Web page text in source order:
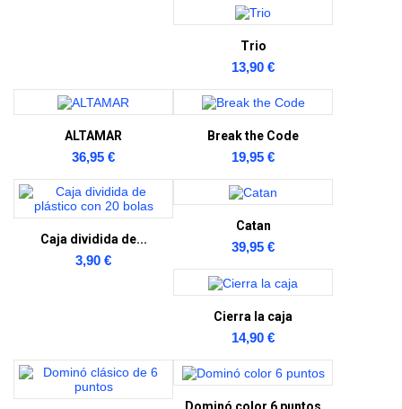
Trio
13,90 €
ALTAMAR
36,95 €
Break the Code
19,95 €
Caja dividida de...
3,90 €
Catan
39,95 €
Cierra la caja
14,90 €
Dominó color 6 puntos